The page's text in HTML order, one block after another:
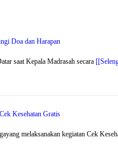
Doa dan Harapan
saat Kepala Madrasah secara
Kesehatan Gratis
melaksanakan kegiatan Cek